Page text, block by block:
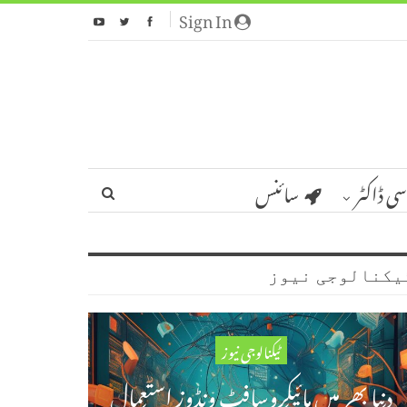
Sign In
ڈاکٹر سائنس
نیوز
ٹیکنالوجی نیوز
دنیا بھر میں مائیکروسافٹ ونڈوز استعمال